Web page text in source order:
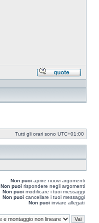
Tutti gli orari sono UTC+01:00
Non puoi aprire nuovi argomenti
Non puoi rispondere negli argomenti
Non puoi modificare i tuoi messaggi
Non puoi cancellare i tuoi messaggi
Non puoi inviare allegati